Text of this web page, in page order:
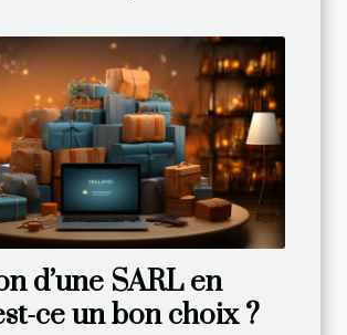
d’une SARL en
ce un bon choix ?